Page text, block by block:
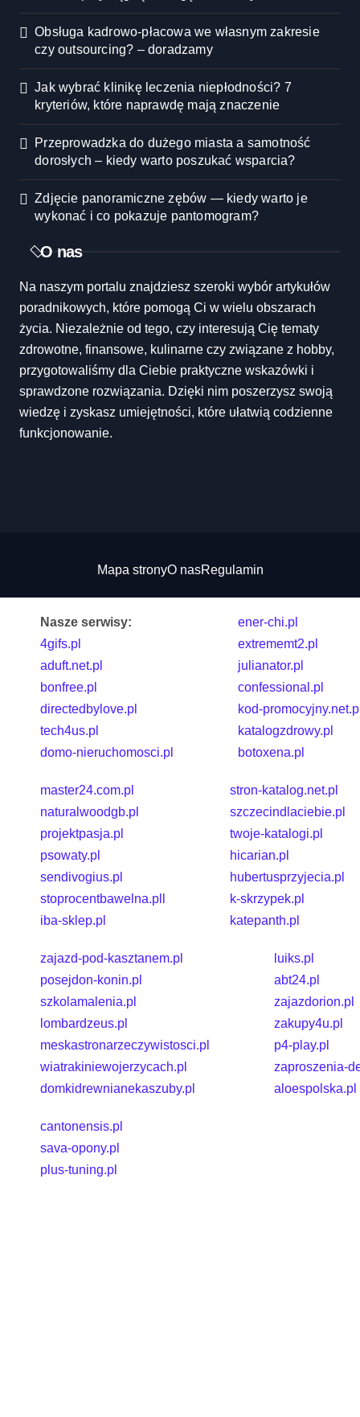
Obsługa kadrowo-płacowa we własnym zakresie
czy outsourcing? – doradzamy
Jak wybrać klinikę leczenia niepłodności? 7
kryteriów, które naprawdę mają znaczenie
Przeprowadzka do dużego miasta a samotność
dorosłych – kiedy warto poszukać wsparcia?
Zdjęcie panoramiczne zębów — kiedy warto je
wykonać i co pokazuje pantomogram?
O nas
Na naszym portalu znajdziesz szeroki wybór artykułów
poradnikowych, które pomogą Ci w wielu obszarach
życia. Niezależnie od tego, czy interesują Cię tematy
zdrowotne, finansowe, kulinarne czy związane z hobby,
przygotowaliśmy dla Ciebie praktyczne wskazówki i
sprawdzone rozwiązania. Dzięki nim poszerzysz swoją
wiedzę i zyskasz umiejętności, które ułatwią codzienne
funkcjonowanie.
Mapa stronyO nasRegulamin
Nasze serwisy:
4gifs.pl
aduft.net.pl
bonfree.pl
directedbylove.pl
tech4us.pl
domo-nieruchomosci.pl
ener-chi.pl
extrememt2.pl
julianator.pl
confessional.pl
kod-
katalogzdrowy.pl
botoxena.pl
master24.com.pl
naturalwoodgb.pl
projektpasja.pl
psowaty.pl
sendivogius.pl
stoprocentbawelna.pll
iba-sklep.pl
stron-katalog.net.pl
szczecindlaciebie.pl
twoje-katalogi.pl
hicarian.pl
hubertusprzyjecia.pl
k-skrzypek.pl
katepanth.pl
zajazd-pod-kasztanem.pl
posejdon-konin.pl
szkolamalenia.pl
lombardzeus.pl
meskastronarzeczywistosci.pl
wiatrakiniewojerzycach.pl
domkidrewnianekaszuby.pl
luiks.pl
abt24.pl
zajazdorion.pl
zakupy4u.pl
p4-play.pl
zaproszenia-
aloespolska.pl
cantonensis.pl
sava-opony.pl
plus-tuning.pl